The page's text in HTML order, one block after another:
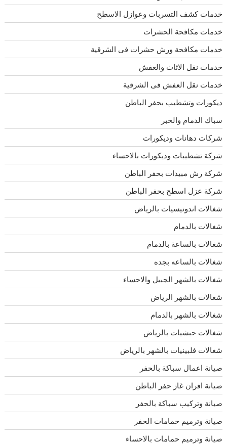
خدمات كشف التسربات وعوازل الاسطح
خدمات مكافحة الحشرات
خدمات مكافحة ورش حشرات فى الشرقية
خدمات نقل الاثاث والعفش
خدمات نقل العفش فى الشرقية
ديكورات وتشطيب بحفر الباطن
سباك الدمام والخبر
شركات دهانات وديكورات
شركة تشطيبات وديكورات بالاحساء
شركة رش مبيدات بحفر الباطن
شركة عزل اسطح بحفر الباطن
شغالات اندونيسيات بالرياض
شغالات بالدمام
شغالات بالساعة بالدمام
شغالات بالساعه بجده
شغالات بالشهر الجبيل والاحساء
شغالات بالشهر الرياض
شغالات بالشهر بالدمام
شغالات حبشيات بالرياض
شغالات فلبينيات بالشهر بالرياض
صيانة اعمال سباكة بالحفر
صيانة افران غاز حفر الباطن
صيانة وتركيب سباكة بالحفر
صيانة وترميم حمامات الحفر
صيانة وترميم حمامات بالاحساء